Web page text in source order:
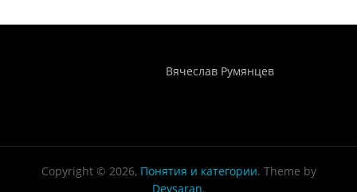
Вячеслав Румянцев
Copyright © 2026, Понятия и категории. Theme by
Devsaran.